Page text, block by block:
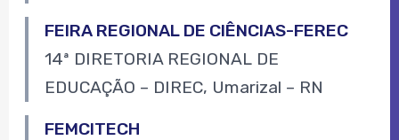
FEIRA REGIONAL DE CIÊNCIAS-FEREC
14ª DIRETORIA REGIONAL DE
EDUCAÇÃO – DIREC, Umarizal – RN
FEMCITECH